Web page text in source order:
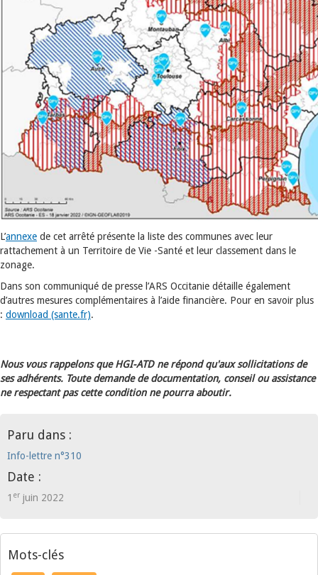
L’annexe de cet arrêté présente la liste des communes avec leur
rattachement à un Territoire de Vie -Santé et leur classement dans le
zonage.
Dans son communiqué de presse l’ARS Occitanie détaille également
d’autres mesures complémentaires à l’aide financière. Pour en savoir plus
: download (sante.fr).
Nous vous rappelons que HGI-ATD ne répond qu'aux sollicitations de
ses adhérents. Toute demande de documentation, conseil ou assistance
ne respectant pas cette condition ne pourra aboutir.
Paru dans :
Info-lettre n°310
Date :
1 er juin 2022
Mots-clés